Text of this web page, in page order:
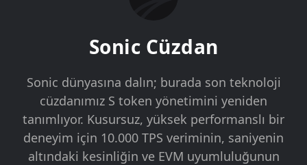
Sonic Cüzdan
Sonic dünyasına dalın; burada son teknoloji
cüzdanımız S token yönetimini yeniden
tanımlıyor. Kusursuz, yüksek performanslı bir
deneyim için 10.000 TPS veriminin, saniyenin
altındaki kesinliğin ve EVM uyumluluğunun